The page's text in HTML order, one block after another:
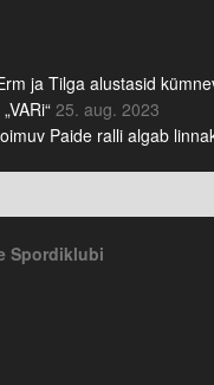
ja Tilga alustasid
25. aug. 2023
Paide ralli algab
Spordiklubi